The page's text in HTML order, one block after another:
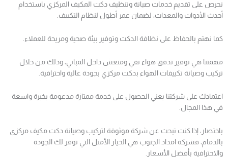
نحرص على تقديم خدمات صيانة وتنظيف دكت المكيف المركزي باستخدام
أحدث الأدوات والمعدات، لضمان عمر أطول لنظام التكييف.
كما نهتم بالحفاظ على نظافة الدكت وتوفير بيئة صحية ومريحة للعملاء.
مهمتنا هي توفير تدفق هواء نقي ومنعش داخل المباني، وذلك من خلال
تركيب وصيانة تكييفات الهواء بدكت مركزي بجودة عالية واحترافية.
اعتمادك على شركتنا يعني الحصول على خدمة ممتازة مدعومة بخبرة واسعة
في هذا المجال.
باختصار، إذا كنت تبحث عن شركة موثوقة لتركيب وصيانة دكت مكيف مركزي
بالدمام، فشركة امداد الجنوب هي الخيار الأمثل التي توفر لك الجودة
والاحترافية بأفضل الأسعار.